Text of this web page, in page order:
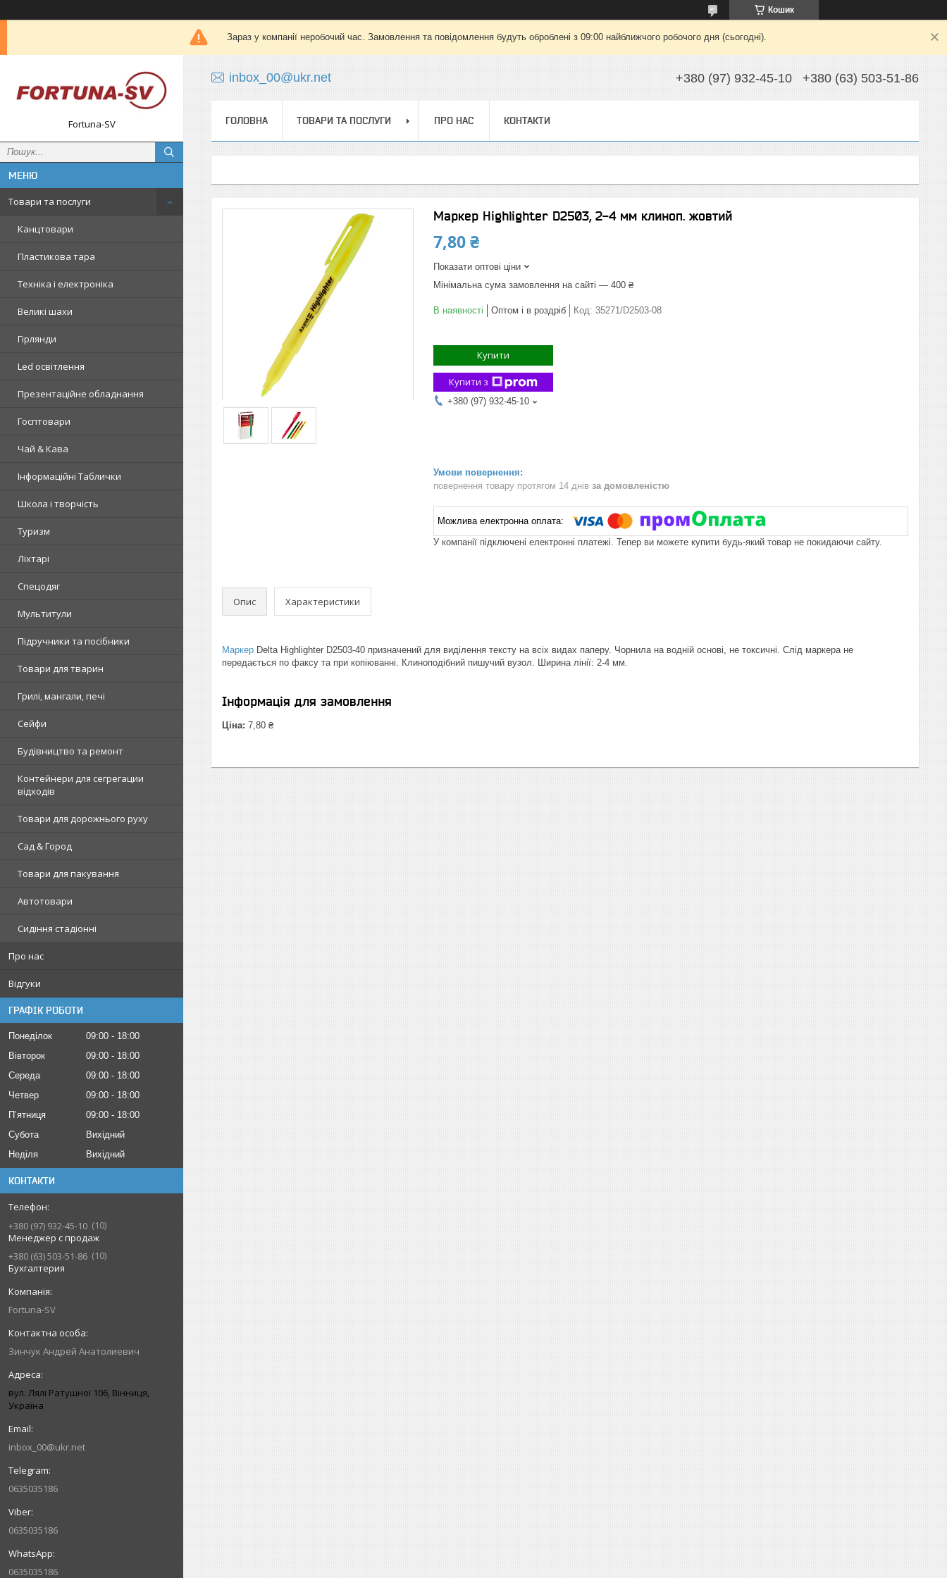
Кошик
Зараз у компанії неробочий час. Замовлення та повідомлення будуть оброблені з 09:00 найближчого робочого дня (сьогодні).
Fortuna-SV
Товари та послуги
Канцтовари
Пластикова тара
Техніка і електроніка
Великі шахи
Гірлянди
Led освітлення
Презентаційне обладнання
Госптовари
Чай & Кава
Інформаційні Таблички
Школа і творчість
Туризм
Ліхтарі
Спецодяг
Мультитули
Підручники та посібники
Товари для тварин
Грилі, мангали, печі
Сейфи
Будівництво та ремонт
Контейнери для сегрегации
відходів
Товари для дорожнього руху
Сад & Город
Товари для пакування
Автотовари
Сидіння стадіонні
Про нас
Відгуки
ГРАФІК РОБОТИ
Понеділок 09:00
18:00
Вівторок
09:00
18:00
Середа
09:00
18:00
Четвер
09:00
18:00
Пʼятниця
09:00
18:00
Субота
Вихідний
Неділя
Вихідний
КОНТАКТИ
+380 (97) 932-45-10
10
Менеджер с продаж
+380 (63) 503-51-86
10
Бухгалтерия
Fortuna-SV
Зинчук Андрей Анатолиевич
вул. Лялі Ратушної 106, Вінниця,
Україна
inbox_00@ukr.net
0635035186
0635035186
0635035186
inbox_00@ukr.net +380 (97) 932-45-10 +380 (63) 503-51-86
ГОЛОВНА ТОВАРИ ТА ПОСЛУГИ ПРО НАС КОНТАКТИ
Маркер Highlighter D2503, 2-4 мм клиноп. жовтий
7,80 ₴
Показати оптові ціни
Мінімальна сума замовлення на сайті — 400 ₴
В наявності Оптом і в роздріб Код: 35271/D2503-08
Купити
Купити з
+380 (97) 932-45-10
повернення товару протягом 14 днів за домовленістю
У компанії підключені електронні платежі. Тепер ви можете купити будь-який товар не покидаючи сайту.
Опис Характеристики
Маркер Delta Highlighter D2503-40 призначений для виділення тексту на всіх видах паперу. Чорнила на водній основі, не токсичні. Слід маркера не
передається по факсу та при копіюванні. Клиноподібний пишучий вузол. Ширина лінії: 2-4 мм.
Інформація для замовлення
Ціна: 7,80 ₴